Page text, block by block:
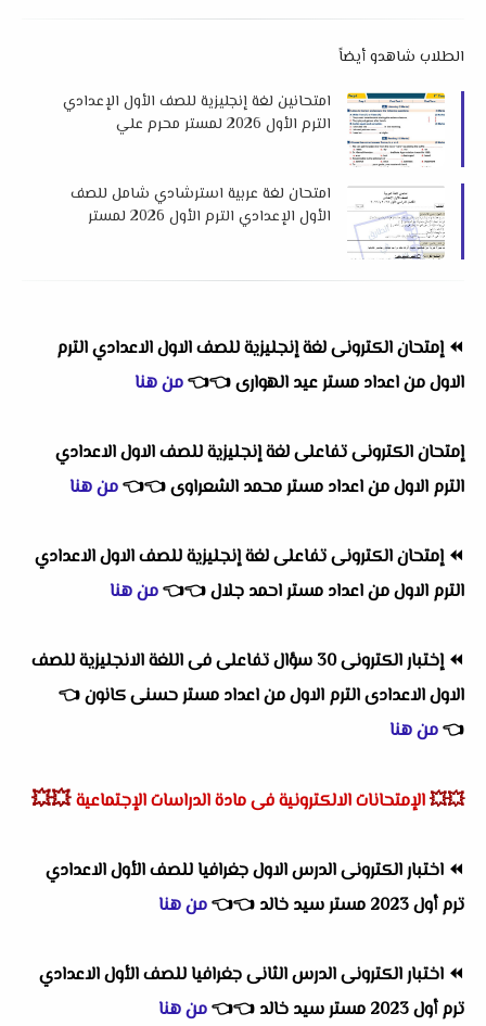
الطلاب شاهدو أيضاً
امتحانين لغة إنجليزية للصف الأول الإعدادي
الترم الأول 2026 لمستر محرم علي
امتحان لغة عربية استرشادي شامل للصف
الأول الإعدادي الترم الأول 2026 لمستر
⏪إمتحان الكترونى لغة إنجليزية للصف الاول الاعدادي الترم
الاولمن اعداد مستر عيد الهوارى👈
👈من هنا
إمتحان الكترونى تفاعلى لغة إنجليزية للصف الاول الاعدادي
الترم الاولمن اعداد مستر محمد الشعراوى👈
👈من هنا
⏪إمتحان الكترونى تفاعلى لغة إنجليزية للصف الاول الاعدادي
الترم الاولمن اعداد مستر احمد جلال👈
👈من هنا
⏪
إختبار الكترونى 30 سؤال تفاعلى فى اللغة الانجليزية للصف
الاول الاعدادى الترم الاولمن اعداد مستر حسنى كانون👈
👈من هنا
💥💥الإمتحانات الالكترونية فى مادة الدراسات الإجتماعية 💥💥
⏪ اختبار الكترونى الدرس الاول جغرافيا للصف الأول الاعدادي
ترم أول 2023 مستر سيد خالد
👈
👈من هنا
⏪ اختبار الكترونى الدرس الثانى جغرافيا للصف الأول الاعدادي
ترم أول 2023 مستر سيد خالد
👈
👈من هنا